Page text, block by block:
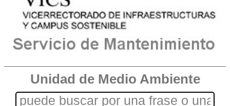
Unidad de Medio Ambiente